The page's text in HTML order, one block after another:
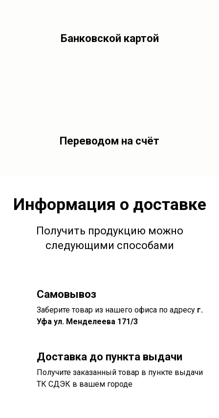
Банковской картой
Переводом на счёт
Информация о доставке
Получить продукцию можно
следующими способами
Самовывоз
Заберите товар из нашего офиса по адресу г.
Уфа ул. Менделеева 171/3
Доставка до пункта выдачи
Получите заказанный товар в пункте выдачи
ТК СДЭК в вашем городе